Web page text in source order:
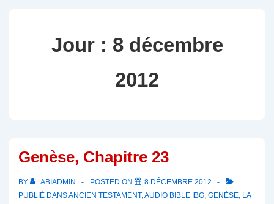
Jour : 8 décembre
2012
Genèse, Chapitre 23
BY ABIADMIN POSTED ON
8 DÉCEMBRE 2012
PUBLIÉ DANSANCIEN TESTAMENT,AUDIO BIBLE IBG, GENÈSE, LA